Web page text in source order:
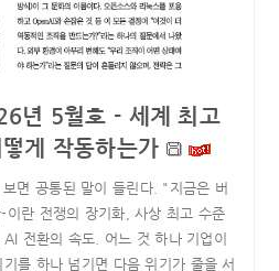
년 5월호 - 세계 최고
게 작동하는가
면 공통된 말이 들린다. "지금은 버
란 전쟁의 장기화, 사상 최고 수준
전환의 속도. 어느 것 하나 기업이
를 하나 넘기면 다음 위기가 줄을 서